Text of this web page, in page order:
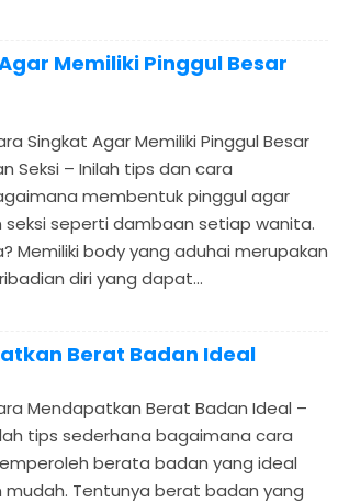
Memiliki Pinggul Besar
Singkat Agar Memiliki Pinggul Besar
Seksi – Inilah tips dan cara
membentuk pinggul agar
seksi seperti dambaan setiap wanita.
Memiliki body yang aduhai merupakan
diri yang dapat...
Berat Badan Ideal
Mendapatkan Berat Badan Ideal –
tips sederhana bagaimana cara
berata badan yang ideal
Tentunya berat badan yang